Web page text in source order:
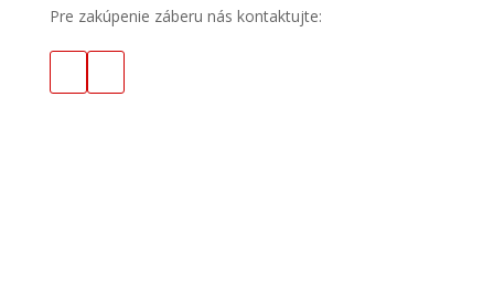
Pre zakúpenie záberu nás kontaktujte: